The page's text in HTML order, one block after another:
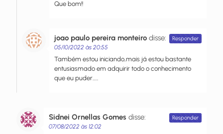
Que bom!!
joao paulo pereira monteiro disse:
05/10/2022 às 20:55
Também estou iniciando,mais já estou bastante
entusiasmado em adquirir todo o conhecimento
que eu puder…..
Responder
Sidnei Ornellas Gomes disse:
07/08/2022 às 12:02
Responder